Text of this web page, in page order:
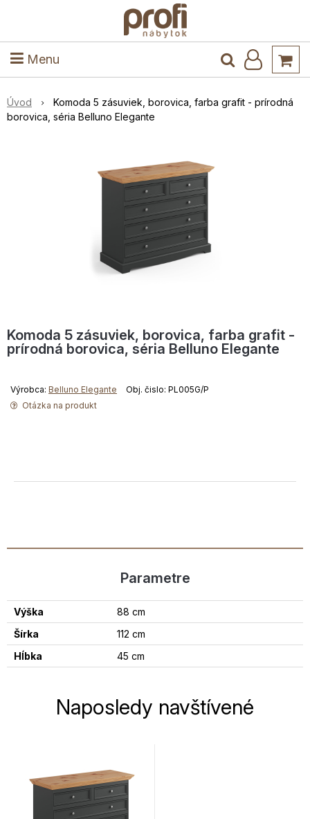
Menu
Kuchyňa a jedáleň
Úvod
Komoda 5 zásuviek, borovica, farba grafit - prírodná
borovica, séria Belluno Elegante
Komoda 5 zásuviek, borovica, farba grafit -
prírodná borovica, séria Belluno Elegante
Výrobca: Belluno Elegante
Obj. čislo: PL005G/P
Otázka na produkt
Parametre
Výška
88 cm
Šírka
112 cm
Hĺbka
45 cm
Naposledy navštívené